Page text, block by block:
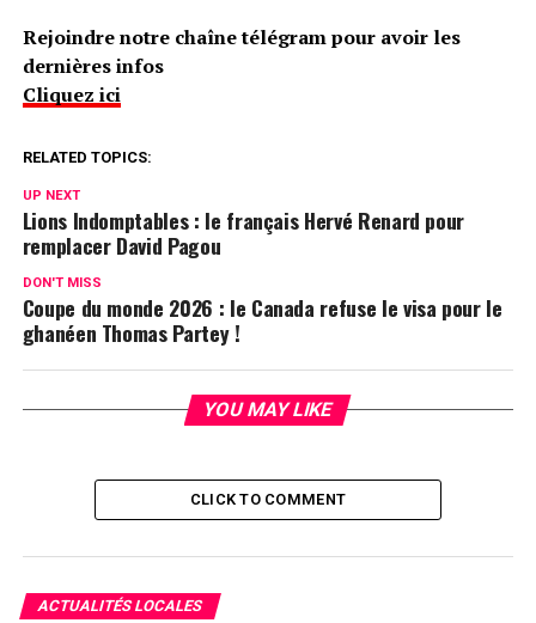
Rejoindre notre chaîne télégram pour avoir les
dernières infos
Cliquez ici
RELATED TOPICS:
UP NEXT
Lions Indomptables : le français Hervé Renard pour
remplacer David Pagou
DON'T MISS
Coupe du monde 2026 : le Canada refuse le visa pour le
ghanéen Thomas Partey !
YOU MAY LIKE
CLICK TO COMMENT
ACTUALITÉS LOCALES